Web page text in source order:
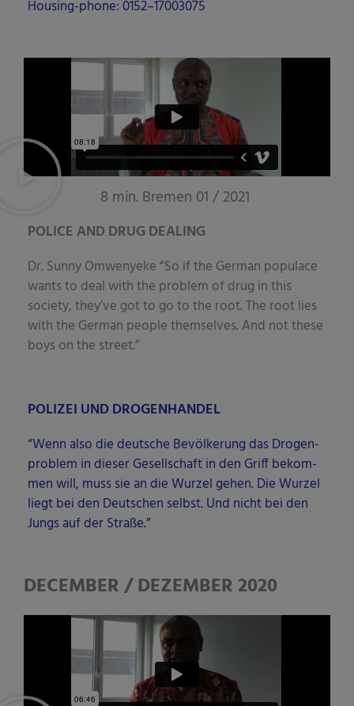
POLICE AND DRUG DEALING
Dr. Sun­ny Omwe­ny­e­ke “So if the Ger­man popu­lace
wants to deal with the pro­blem of drug in this
socie­ty, they’­ve got to go to the root. The root lies
with the Ger­man peo­p­le them­sel­ves. And not the­se
boys on the street.”
POLIZEI UND DROGENHANDEL
“Wenn also die deut­sche Bevöl­ke­rung das Dro­gen­
pro­blem in die­ser Gesell­schaft in den Griff bekom­
men will, muss sie an die Wur­zel gehen. Die Wur­zel
liegt bei den Deut­schen selbst. Und nicht bei den
DECEMBER / DEZEMBER 2020
7 min. Bremen 05 / 2020
EMPOWERMENT AND SOLIDARITY
Dr. Sun­ny Omwe­ny­e­ke, refu­gee-acti­vist on
empower­ment and soli­da­ri­ty, not pater­na­lism and